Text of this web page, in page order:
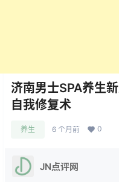
济南男士SPA养生
自我修复术
养生 6 个月前 0
JN点评网